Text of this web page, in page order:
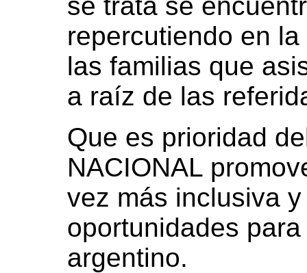
repercutiendo en
las familias que
a raíz de las
Que es prioridad
NACIONAL
vez más inclusiva
oportunidades
argentino.